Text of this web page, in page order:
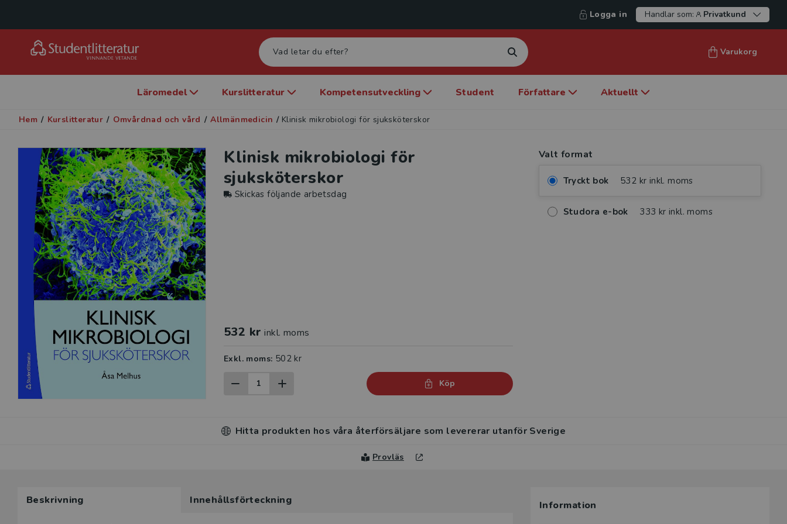
Logga in Handlar som: Privatkund
Varukorg
Läromedel Kurslitteratur Kompetensutveckling Student Författare Aktuellt
Hem / Kurslitteratur / Omvårdnad och vård / Allmänmedicin / Klinisk mikrobiologi för sjuksköterskor
Klinisk mikrobiologi för
sjuksköterskor
Skickas följande arbetsdag
532 kr inkl. moms
Exkl. moms: 502 kr
Köp
Valt format
Tryckt bok 532 kr inkl. moms
Studora e-bok 333 kr inkl. moms
Hitta produkten hos våra återförsäljare som levererar utanför Sverige
Provläs
Beskrivning Innehållsförteckning Information